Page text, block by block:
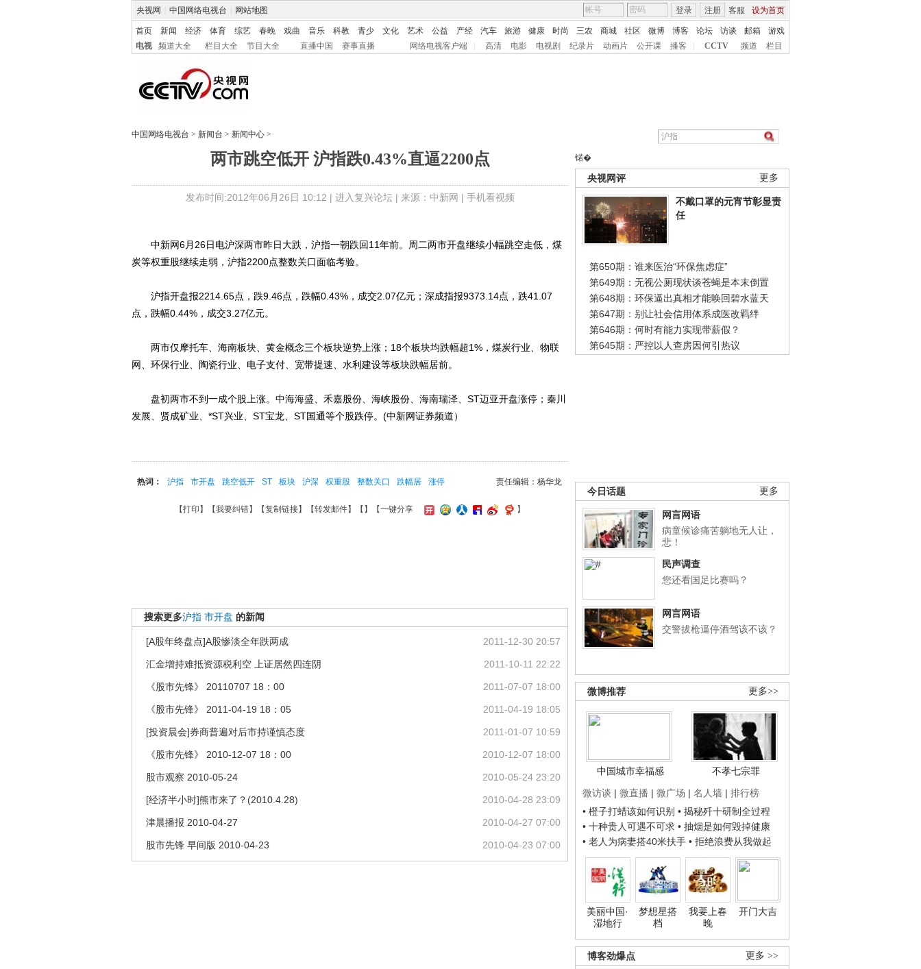
央视网 中国网络电视台 网站地图 客服 设为首页
登录 注册
首页 新闻 经济 体育 综艺 春晚 戏曲 音乐 科教 青少 文化 艺术 公益 产经 汽车 旅游 健康 时尚 三农 商城 社区 微博 博客 论坛 访谈 邮箱
游戏
电视
频道大全 栏目大全 节目大全 直播中国 赛事直播 网络电视客户端 高清 电影 电视剧 纪录片 动画片 公开课 播客 CCTV 频道 栏目
中国网络电视台 > 新闻台 > 新闻中心 >
两市跳空低开 沪指跌0.43%直逼2200点
发布时间:2012年06月26日 10:12 | 进入复兴论坛| 来源：中新网 | 手机看视频
锘�
更多
央视网评
不戴口罩的元宵节彰显责
任
第650期：谁来医治“环保焦虑症”
第649期：无视公厕现状谈苍蝇是本末倒置
第648期：环保逼出真相才能唤回碧水蓝天
第647期：别让社会信用体系成医改羁绊
第646期：何时有能力实现带薪假？
第645期：严控以人查房因何引热议
更多
今日话题
网言网语
病童候诊痛苦躺地无人让，
悲！
民声调查
您还看国足比赛吗？
网言网语
交警拔枪逼停酒驾该不该？
更多>>
微博推荐
中国城市幸福感
不孝七宗罪
微访谈 | 微直播 | 微广场 | 名人墙 | 排行榜
• 橙子打蜡该如何识别 • 揭秘歼十研制全过程
• 十种贵人可遇不可求 • 抽烟是如何毁掉健康
• 老人为病妻搭40米扶手 • 拒绝浪费从我做起
美丽中国·
湿地行
梦想星搭
档
我要上春
晚
开门大吉
更多 >>
博客劲爆点
中新网6月26日电沪深两市昨日大跌，沪指一朝跌回11年前。周二两市开盘继续小幅跳空走低，煤
炭等权重股继续走弱，沪指2200点整数关口面临考验。
沪指开盘报2214.65点，跌9.46点，跌幅0.43%，成交2.07亿元；深成指报9373.14点，跌41.07
点，跌幅0.44%，成交3.27亿元。
两市仅摩托车、海南板块、黄金概念三个板块逆势上涨；18个板块均跌幅超1%，煤炭行业、物联
网、环保行业、陶瓷行业、电子支付、宽带提速、水利建设等板块跌幅居前。
盘初两市不到一成个股上涨。中海海盛、禾嘉股份、海峡股份、海南瑞泽、ST迈亚开盘涨停；秦川
发展、贤成矿业、*ST兴业、ST宝龙、ST国通等个股跌停。(中新网证券频道）
责任编辑：杨华龙
热词： 沪指 市开盘 跳空低开 ST 板块 沪深 权重股 整数关口 跌幅居 涨停
【打印 】【我要纠错】【复制链接】【转发邮件】【 】 【一键分享 】
搜索更多沪指 市开盘 的新闻
2011-12-30 20:57
[A股年终盘点]A股惨淡全年跌两成
2011-10-11 22:22
汇金增持难抵资源税利空 上证居然四连阴
2011-07-07 18:00
《股市先锋》 20110707 18：00
2011-04-19 18:05
《股市先锋》 2011-04-19 18：05
2011-01-07 10:59
[投资晨会]券商普遍对后市持谨慎态度
2010-12-07 18:00
《股市先锋》 2010-12-07 18：00
2010-05-24 23:20
股市观察 2010-05-24
2010-04-28 23:09
[经济半小时]熊市来了？(2010.4.28)
2010-04-27 07:00
津晨播报 2010-04-27
2010-04-23 07:00
股市先锋 早间版 2010-04-23